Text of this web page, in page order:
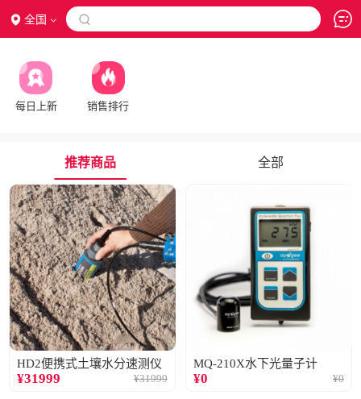
全国 
每日上新 销售排行
推荐商品 全部
HD2便携式土壤水分速测仪
¥31999 ¥31999
MQ-210X水下光量子计
¥0 ¥0